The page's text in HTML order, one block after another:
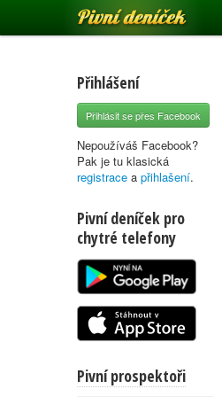
Pivní deníček
Přihlášení
Přihlásit se přes Facebook
Nepoužíváš Facebook?
Pak je tu klasická
registrace a přihlašení.
Pivní deníček pro
chytré telefony
Pivní prospektoři